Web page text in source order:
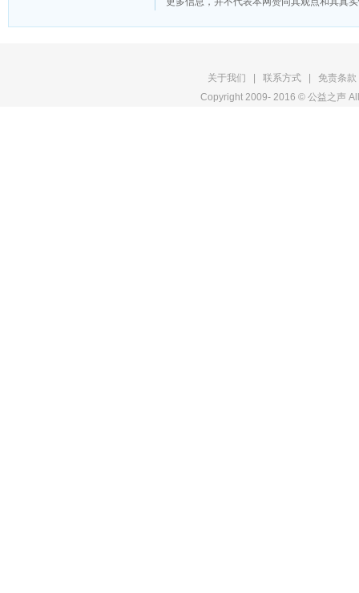
关于我们 联系方式
免责条款
Copyright 2009- 2016 © 公益之声